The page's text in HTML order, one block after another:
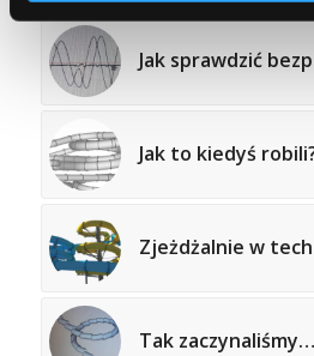
Jak sprawdzić
Jak to kiedyś
Zjeżdżalnie w
Tak zaczynaliśmy…